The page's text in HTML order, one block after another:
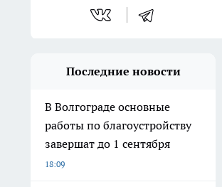
Последние новости
В Волгограде основные
работы по благоустройству
завершат до 1 сентября
18:09